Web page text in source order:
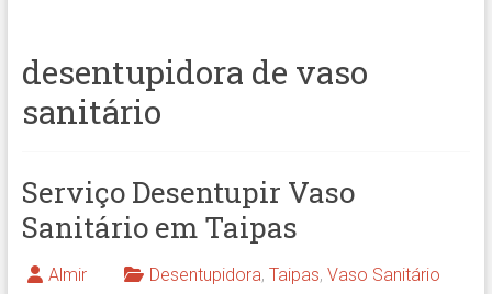
desentupidora de vaso
sanitário
Serviço Desentupir Vaso
Sanitário em Taipas
Almir Desentupidora, Taipas, Vaso Sanitário